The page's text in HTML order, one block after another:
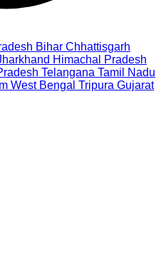
Bihar Chhattisgarh
Himachal Pradesh
Telangana Tamil Nadu
West Bengal Tripura Gujarat